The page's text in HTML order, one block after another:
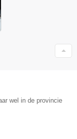
wel in de provincie